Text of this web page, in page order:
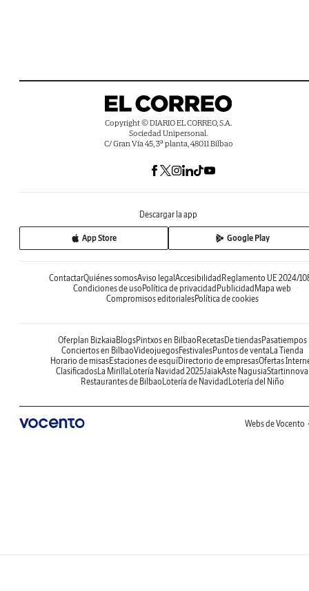
Copyright © DIARIO EL CORREO, S.A.
Sociedad Unipersonal.
C/ Gran Vía 45, 3ª planta, 48011 Bilbao
Descargar la app
App Store Google Play
ContactarQuiénes somosAviso legalAccesibilidadReglamento UE 2024/
Condiciones de usoPolítica de privacidadPublicidadMapa web
Compromisos editorialesPolítica de cookies
Oferplan BizkaiaBlogsPintxos en BilbaoRecetasDe tiendasPasatiempos
Conciertos en BilbaoVideojuegosFestivalesPuntos de ventaLa Tienda
Horario de misasEstaciones de esquíDirectorio de empresasOfertas
ClasificadosLa MirillaLotería Navidad 2025JaiakAste NagusiaStartinnova
Restaurantes de BilbaoLotería de NavidadLotería del Niño
Webs de Vocento